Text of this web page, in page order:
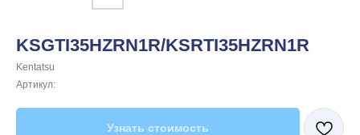
KSGTI35HZRN1R/KSRTI35HZRN1R
Kentatsu
Артикул:
Узнать стоимость